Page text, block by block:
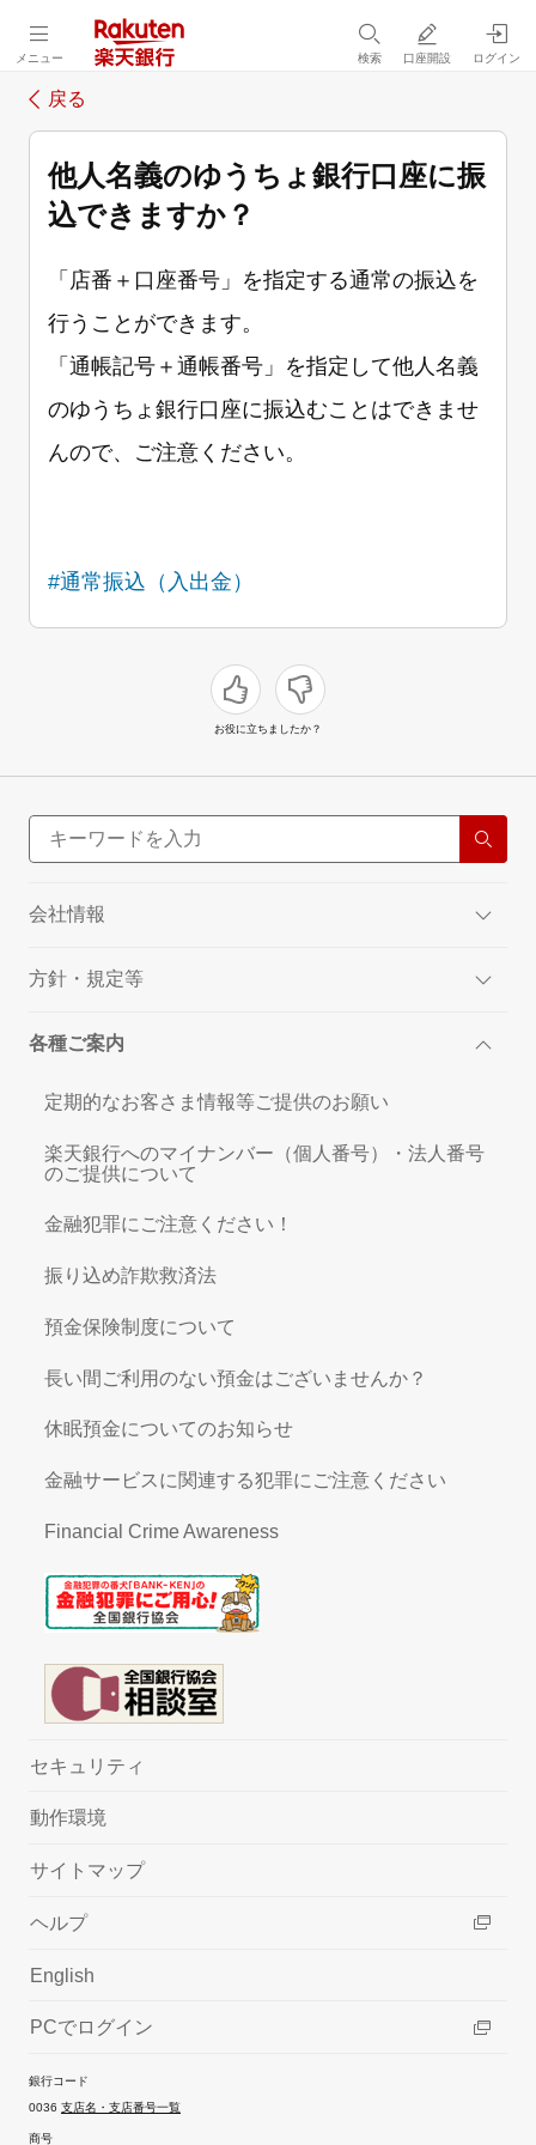
メニュー 検索 口座開設 ログイン
戻る
他人名義のゆうちょ銀行口座に振
込できますか？
「店番＋口座番号」を指定する通常の振込を
行うことができます。
「通帳記号＋通帳番号」を指定して他人名義
のゆうちょ銀行口座に振込むことはできませ
んので、ご注意ください。
#通常振込（入出金）
お役に立ちましたか？
会社情報
方針・規定等
各種ご案内
定期的なお客さま情報等ご提供のお願い
楽天銀行へのマイナンバー（個人番号）・法人番号
のご提供について
金融犯罪にご注意ください！
振り込め詐欺救済法
預金保険制度について
長い間ご利用のない預金はございませんか？
休眠預金についてのお知らせ
金融サービスに関連する犯罪にご注意ください
Financial Crime Awareness
セキュリティ
動作環境
サイトマップ
ヘルプ
English
PCでログイン
銀行コード
0036 支店名・支店番号一覧
商号